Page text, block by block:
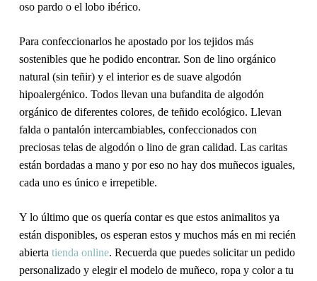
oso pardo o el lobo ibérico.
Para confeccionarlos he apostado por los tejidos más
sostenibles que he podido encontrar. Son de lino orgánico
natural (sin teñir) y el interior es de suave algodón
hipoalergénico. Todos llevan una bufandita de algodón
orgánicode diferentes colores, de teñido ecológico. Llevan
falda o pantalón intercambiables, confeccionados con
preciosas telas de algodón o lino de gran calidad. Las caritas
están bordadas a mano y por eso no hay dos muñecos iguales,
cada uno es único e irrepetible.
Y lo último que os quería contar es que estos animalitos ya
están disponibles, os esperan estos y muchos más en mi recién
abierta tienda online. Recuerda que puedes solicitar un pedido
personalizadoy elegir el modelo de muñeco, ropa y color a tu